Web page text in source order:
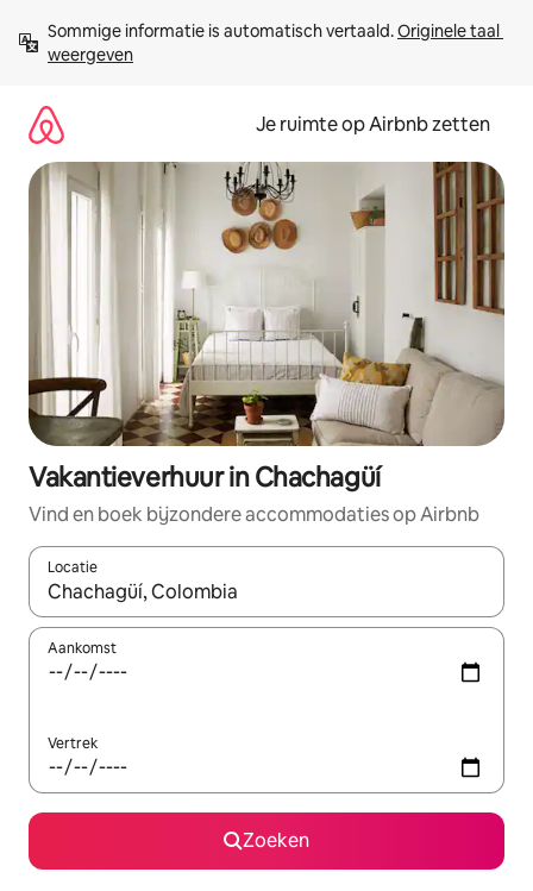
direct
naar
Sommige informatie is automatisch vertaald. Originele taal
weergeven
Je ruimte op Airbnb zetten
Vakantieverhuur in Chachagüí
Vind en boek bijzondere accommodaties op Airbnb
Locatie
Wanneer er suggesties beschikbaar zijn, maak je een keuze
Aankomst
Vertrek
Zoeken